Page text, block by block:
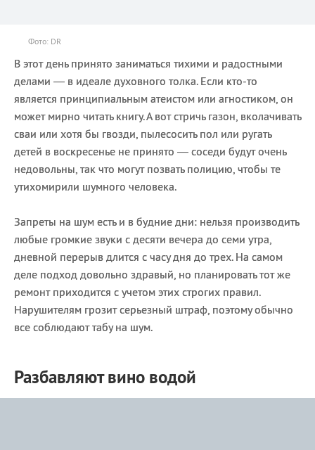
Фото: DR
В этот день принято заниматься тихими и радостными
делами — в идеале духовного толка. Если кто-то
является принципиальным атеистом или агностиком, он
может мирно читать книгу. А вот стричь газон, вколачивать
сваи или хотя бы гвозди, пылесосить пол или ругать
детей в воскресенье не принято — соседи будут очень
недовольны, так что могут позвать полицию, чтобы те
утихомирили шумного человека.
Запреты на шум есть и в будние дни: нельзя производить
любые громкие звуки с десяти вечера до семи утра,
дневной перерыв длится с часу дня до трех. На самом
деле подход довольно здравый, но планировать тот же
ремонт приходится с учетом этих строгих правил.
Нарушителям грозит серьезный штраф, поэтому обычно
все соблюдают табу на шум.
Разбавляют вино водой